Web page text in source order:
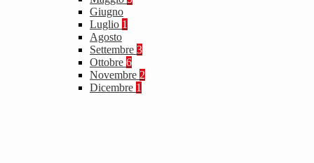
Giugno
Luglio 1
Agosto
Settembre 3
Ottobre 6
Novembre 2
Dicembre 1